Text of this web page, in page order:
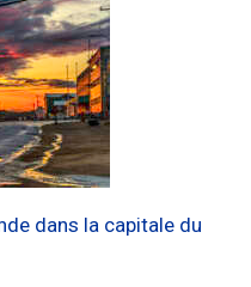
dans la capitale du